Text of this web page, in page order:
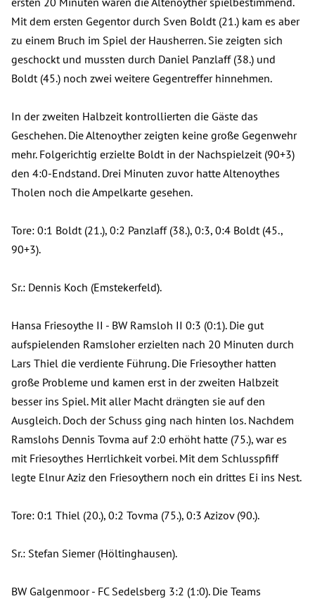
Mit dem ersten Gegentor durch Sven Boldt (21.) kam es aber
zu einem Bruch im Spiel der Hausherren. Sie zeigten sich
geschockt und mussten durch Daniel Panzlaff (38.) und
Boldt (45.) noch zwei weitere Gegentreffer hinnehmen.
In der zweiten Halbzeit kontrollierten die Gäste das
Geschehen. Die Altenoyther zeigten keine große Gegenwehr
mehr. Folgerichtig erzielte Boldt in der Nachspielzeit (90+3)
den 4:0-Endstand. Drei Minuten zuvor hatte Altenoythes
Tholen noch die Ampelkarte gesehen.
Tore: 0:1 Boldt (21.), 0:2 Panzlaff (38.), 0:3, 0:4 Boldt (45.,
90+3).
Sr.: Dennis Koch (Emstekerfeld).
Hansa Friesoythe II - BW Ramsloh II 0:3 (0:1). Die gut
aufspielenden Ramsloher erzielten nach 20 Minuten durch
Lars Thiel die verdiente Führung. Die Friesoyther hatten
große Probleme und kamen erst in der zweiten Halbzeit
besser ins Spiel. Mit aller Macht drängten sie auf den
Ausgleich. Doch der Schuss ging nach hinten los. Nachdem
Ramslohs Dennis Tovma auf 2:0 erhöht hatte (75.), war es
mit Friesoythes Herrlichkeit vorbei. Mit dem Schlusspfiff
legte Elnur Aziz den Friesoythern noch ein drittes Ei ins Nest.
Tore: 0:1 Thiel (20.), 0:2 Tovma (75.), 0:3 Azizov (90.).
Sr.: Stefan Siemer (Höltinghausen).
BW Galgenmoor - FC Sedelsberg 3:2 (1:0). Die Teams